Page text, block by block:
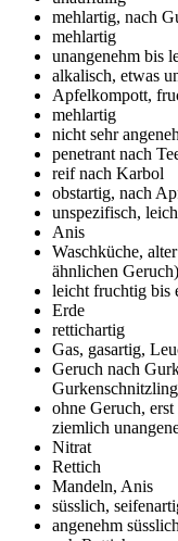
mehlartig, nach
mehlartig
unangenehm bis
alkalisch, etwas
Apfelkompott,
mehlartig
nicht sehr
penetrant nach
reif nach Karbol
obstartig, nach
unspezifisch,
Anis
Waschküche,
ähnlichen Geruch)
leicht fruchtig bis
Erde
rettichartig
Gas, gasartig,
Geruch nach
Gurkenschnitzling
ohne Geruch,
ziemlich
Nitrat
Rettich
Mandeln, Anis
süsslich,
angenehm